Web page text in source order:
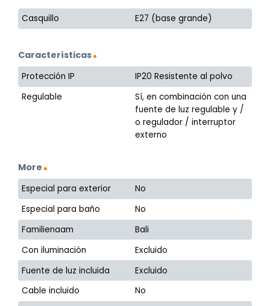
Casquillo E27 (base grande)
Características
Protección IP
IP20 Resistente al polvo
Regulable
Sí, en combinación con una
fuente de luz regulable y /
o regulador / interruptor
externo
More
Especial para exterior
No
Especial para baño
No
Familienaam
Bali
Con iluminación
Excluido
Fuente de luz incluida
Excluido
Cable incluido
No